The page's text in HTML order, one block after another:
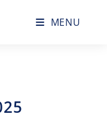
MENU